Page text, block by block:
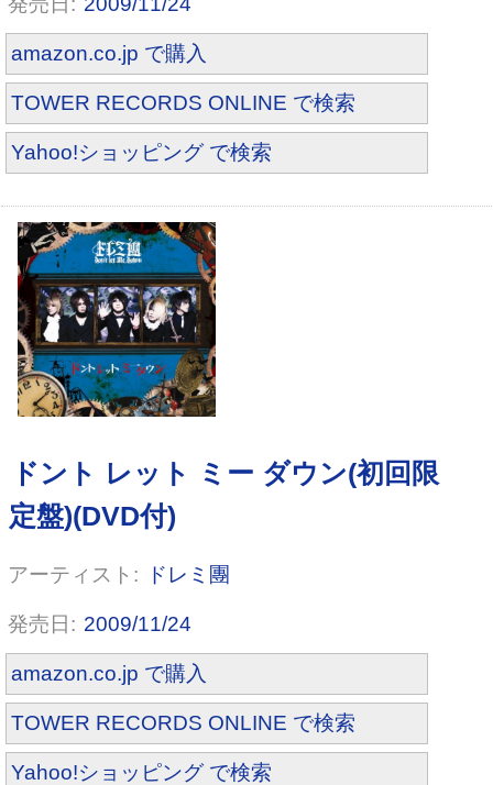
amazon.co.jp で購入
TOWER RECORDS ONLINE で検索
Yahoo!ショッピング で検索
ドレミ團
2009/11/24
amazon.co.jp で購入
TOWER RECORDS ONLINE で検索
Yahoo!ショッピング で検索
ドント レット ミー ダウン